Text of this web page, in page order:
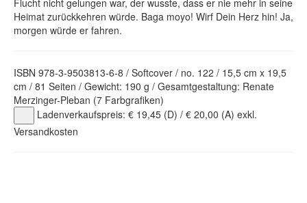
Flucht nicht gelungen war, der wusste, dass er nie mehr in seine
Heimat zurückkehren würde. Baga moyo! Wirf Dein Herz hin! Ja,
morgen würde er fahren.
ISBN 978-3-9503813-6-8 / Softcover / no. 122 / 15,5 cm x 19,5
cm / 81 Seiten / Gewicht: 190 g / Gesamtgestaltung: Renate
Merzinger-Pleban (7 Farbgrafiken)
Ladenverkaufspreis: € 19,45 (D) / € 20,00 (A) exkl.
Versandkosten